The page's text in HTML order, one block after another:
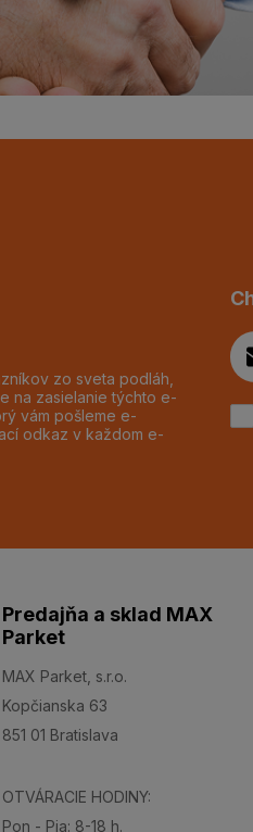
zo sveta podláh,
na zasielanie týchto e-
vám pošleme e-
odkaz v každom e-
Predajňa a sklad MAX
Parket
MAX Parket, s.r.o.
Kopčianska 63
851 01 Bratislava
OTVÁRACIE HODINY:
Pon - Pia: 8-18 h.